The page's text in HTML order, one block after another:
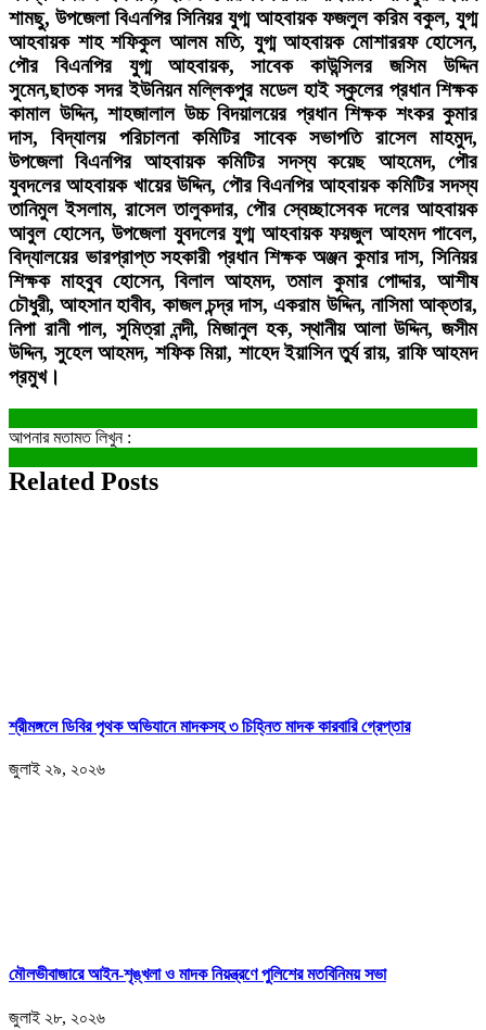
শামছু, উপজেলা বিএনপির সিনিয়র যুগ্ম আহবায়ক ফজলুল করিম বকুল, যুগ্ম
আহবায়ক শাহ শফিকুল আলম মতি, যুগ্ম আহবায়ক মোশাররফ হোসেন,
পৌর বিএনপির যুগ্ম আহবায়ক, সাবেক কাউন্সিলর জসিম উদ্দিন
সুমেন,ছাতক সদর ইউনিয়ন মল্লিকপুর মডেল হাই স্কুলের প্রধান শিক্ষক
কামাল উদ্দিন, শাহজালাল উচ্চ বিদয়ালয়ের প্রধান শিক্ষক শংকর কুমার
দাস, বিদ্যালয় পরিচালনা কমিটির সাবেক সভাপতি রাসেল মাহমুদ,
উপজেলা বিএনপির আহবায়ক কমিটির সদস্য কয়েছ আহমেদ, পৌর
যুবদলের আহবায়ক খায়ের উদ্দিন, পৌর বিএনপির আহবায়ক কমিটির সদস্য
তানিমুল ইসলাম, রাসেল তালুকদার, পৌর স্বেচ্ছাসেবক দলের আহবায়ক
আবুল হোসেন, উপজেলা যুবদলের যুগ্ম আহবায়ক ফয়জুল আহমদ পাবেল,
বিদ্যালয়ের ভারপ্রাপ্ত সহকারী প্রধান শিক্ষক অঞ্জন কুমার দাস, সিনিয়র
শিক্ষক মাহবুব হোসেন, বিলাল আহমদ, তমাল কুমার পোদ্দার, আশীষ
চৌধুরী, আহসান হাবীব, কাজল চন্দ্র দাস, একরাম উদ্দিন, নাসিমা আক্তার,
নিপা রানী পাল, সুমিত্রা নন্দী, মিজানুল হক, স্থানীয় আলা উদ্দিন, জসীম
উদ্দিন, সুহেল আহমদ, শফিক মিয়া, শাহেদ ইয়াসিন তুর্য রায়, রাফি আহমদ
প্রমুখ।
আপনার মতামত লিখুন :
Related Posts
শ্রীমঙ্গলে ডিবির পৃথক অভিযানে মাদকসহ ৩ চিহ্নিত মাদক কারবারি গ্রেপ্তার
জুলাই ২৯, ২০২৬
মৌলভীবাজারে আইন-শৃঙ্খলা ও মাদক নিয়ন্ত্রণে পুলিশের মতবিনিময় সভা
জুলাই ২৮, ২০২৬